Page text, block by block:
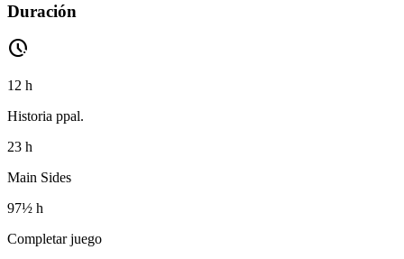
Duración
pace
12 h
Historia ppal.
23 h
Main Sides
97½ h
Completar juego